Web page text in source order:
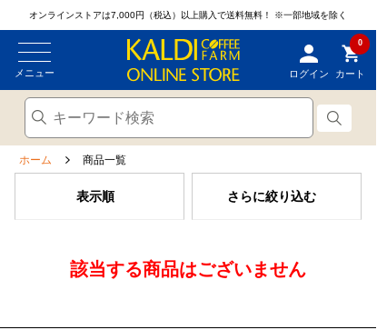
オンラインストアは7,000円（税込）以上購入で送料無料！ ※一部地域を除く
メニュー ログイン
0
カート
ホーム 商品一覧
表示順 さらに絞り込む
該当する商品はございません